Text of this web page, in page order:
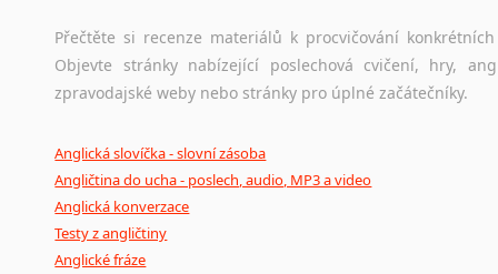
Přečtěte si recenze materiálů k procvičování
Objevte stránky nabízející poslechová cvičení, hry,
zpravodajské weby nebo stránky pro úplné začátečníky.
Anglická slovíčka - slovní zásoba
Angličtina do ucha - poslech, audio, MP3 a video
Anglická konverzace
Testy z angličtiny
Anglické fráze